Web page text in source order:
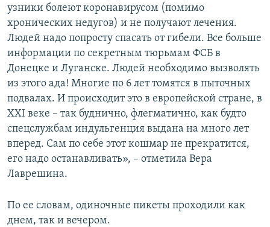
узники болеют коронавирусом (помимо
хронических недугов) и не получают лечения.
Людей надо попросту спасать от гибели. Все больше
информации по секретным тюрьмам ФСБ в
Донецке и Луганске. Людей необходимо вызволять
из этого ада! Многие по 6 лет томятся в пыточных
подвалах. И происходит это в европейской стране, в
XXI веке – так буднично, флегматично, как будто
спецслужбам индульгенция выдана на много лет
вперед. Сам по себе этот кошмар не прекратится,
его надо останавливать», – отметила Вера
Лаврешина.
По ее словам, одиночные пикеты проходили как
днем, так и вечером.